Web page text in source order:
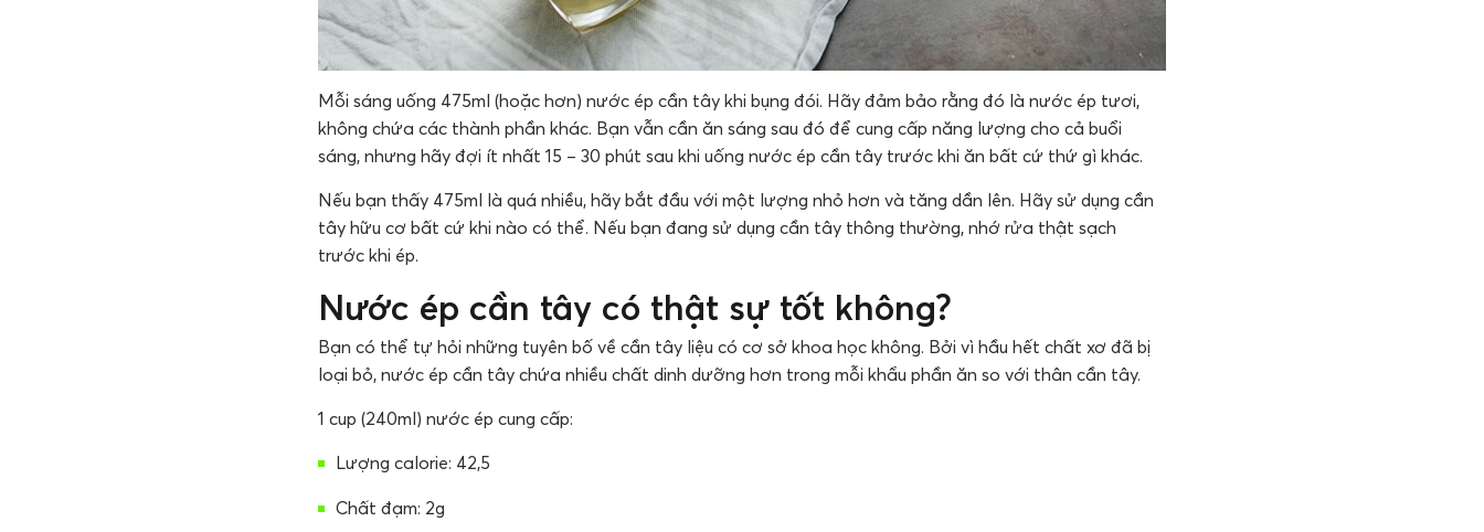
Mỗi sáng uống 475ml (hoặc hơn) nước ép cần tây khi bụng đói. Hãy đảm bảo rằng đó là nước ép tươi,
không chứa các thành phần khác. Bạn vẫn cần ăn sáng sau đó để cung cấp năng lượng cho cả buổi
sáng, nhưng hãy đợi ít nhất 15 – 30 phút sau khi uống nước ép cần tây trước khi ăn bất cứ thứ gì khác.
Nếu bạn thấy 475ml là quá nhiều, hãy bắt đầu với một lượng nhỏ hơn và tăng dần lên. Hãy sử dụng cần
tây hữu cơ bất cứ khi nào có thể. Nếu bạn đang sử dụng cần tây thông thường, nhớ rửa thật sạch
trước khi ép.
Nước ép cần tây có thật sự tốt không?
Bạn có thể tự hỏi những tuyên bố về cần tây liệu có cơ sở khoa học không. Bởi vì hầu hết chất xơ đã bị
loại bỏ, nước ép cần tây chứa nhiều chất dinh dưỡng hơn trong mỗi khẩu phần ăn so với thân cần tây.
1 cup (240ml) nước ép cung cấp:
Lượng calorie: 42,5
Chất đạm: 2g